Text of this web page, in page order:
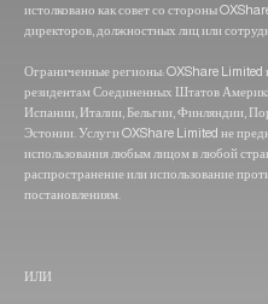
истолковано как совет со стороны
директоров, должностных лиц или
Ограниченные регионы: OXShare Limited
резидентам Соединенных Штатов
Испании, Италии, Бельгии, Финляндии,
Эстонии. Услуги OXShare Limited не
использования любым лицом в любой
распространение или использование
постановлениям.
ИЛИ